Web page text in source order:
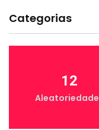
Categorias
12